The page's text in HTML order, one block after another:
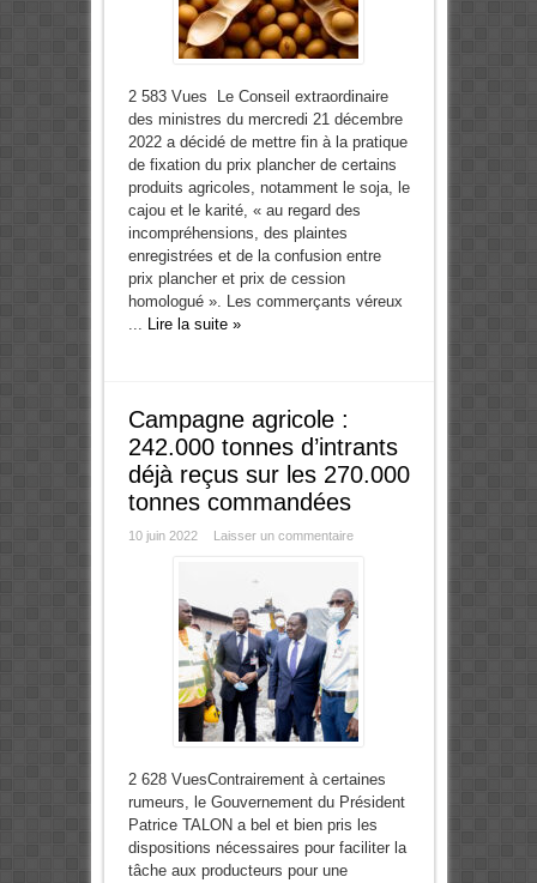
2 583 Vues Le Conseil extraordinaire
des ministres du mercredi 21 décembre
2022 a décidé de mettre fin à la pratique
de fixation du prix plancher de certains
produits agricoles, notamment le soja, le
cajou et le karité, « au regard des
incompréhensions, des plaintes
enregistrées et de la confusion entre
prix plancher et prix de cession
homologué ». Les commerçants véreux
... Lire la suite »
Campagne agricole :
242.000 tonnes d’intrants
déjà reçus sur les 270.000
tonnes commandées
10 juin 2022 Laisser un commentaire
2 628 VuesContrairement à certaines
rumeurs, le Gouvernement du Président
Patrice TALON a bel et bien pris les
dispositions nécessaires pour faciliter la
tâche aux producteurs pour une